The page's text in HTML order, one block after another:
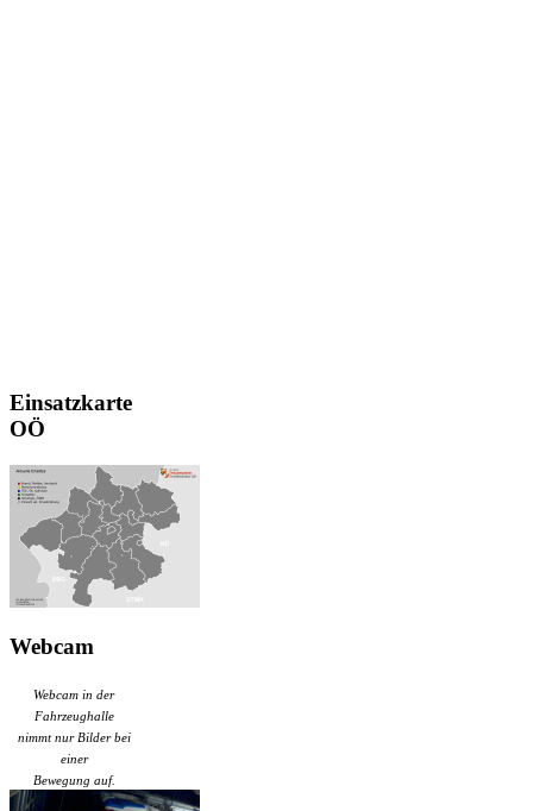
Einsatzkarte
OÖ
Webcam
Webcam in der
Fahrzeughalle
nimmt nur Bilder bei
einer
Bewegung auf.